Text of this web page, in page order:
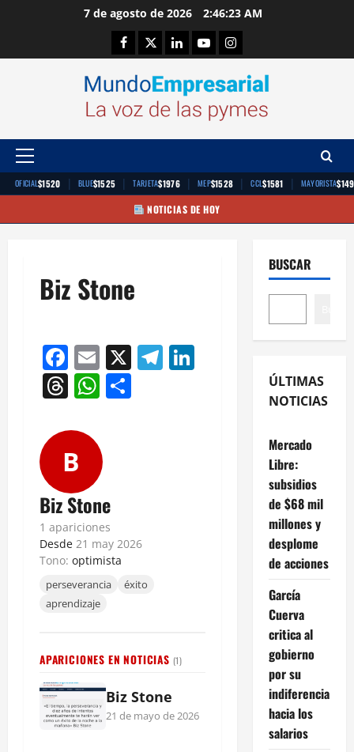
7 de agosto de 2026 2:46:23 AM
Facebook
TwitterLinkedinYoutubeInstagram
Menú
principal
OFICIAL$1520 | BLUE$1525 | TARJETA$1976 | MEP$1528 | CCL$1581 | MAYORISTA
NOTICIAS DE HOY
Biz Stone
Facebook
Email
X Telegram
Threads
WhatsApp
B
Biz Stone
1 apariciones
Desde 21 may 2026
Tono: optimista
perseverancia
éxito
aprendizaje
APARICIONES EN NOTICIAS (1)
Biz Stone
21 de mayo de 2026
BUSCAR
ÚLTIMAS
NOTICIAS
Mercado
Libre:
subsidios
de $68 mil
millones y
desplome
de acciones
García
Cuerva
critica al
gobierno
por su
indiferencia
hacia los
salarios